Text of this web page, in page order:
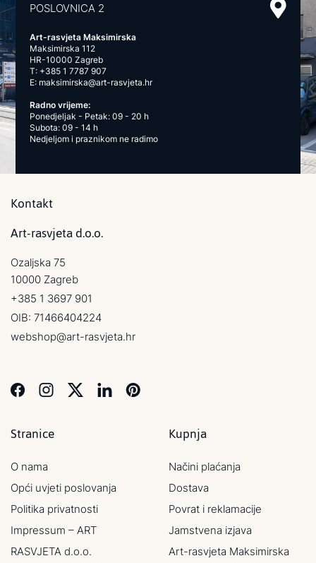
POSLOVNICA 2
Art-rasvjeta Maksimirska
Maksimirska 112
HR-10000 Zagreb
T: +385 1 7787 907
E: maksimirska@art-rasvjeta.hr
Radno vrijeme:
Ponedjeljak - Petak: 09 - 20 h
Subota: 09 - 14 h
Nedjeljom i praznikom ne radimo
Kontakt
Art-rasvjeta d.o.o.
Ozaljska 75
10000 Zagreb
+385 1 3697 901
OIB: 71466404224
webshop@art-rasvjeta.hr
Stranice
O nama
Opći uvjeti poslovanja
Politika privatnosti
Impressum – ART
RASVJETA d.o.o.
Kupnja
Načini plaćanja
Dostava
Povrat i reklamacije
Jamstvena izjava
Art-rasvjeta Maksimirska